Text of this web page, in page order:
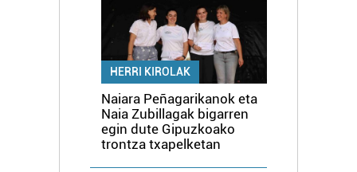
HERRI KIROLAK
Naiara Peñagarikanok eta
Naia Zubillagak bigarren
egin dute Gipuzkoako
trontza txapelketan